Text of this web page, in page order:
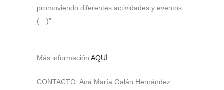
promoviendo diferentes actividades y eventos
(…)”.
Más información AQUÍ
CONTACTO: Ana María Galán Hernández